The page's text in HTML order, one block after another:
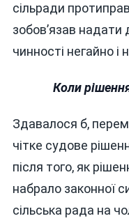
сільради
зобов’язав надати
чинності негайно
Коли
Здавалося б,
чітке судове
після того, як
набрало законної
сільська рада на